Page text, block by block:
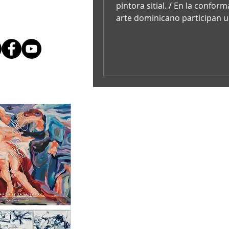
pintora sitial. / En la conformación del
arte dominicano participan